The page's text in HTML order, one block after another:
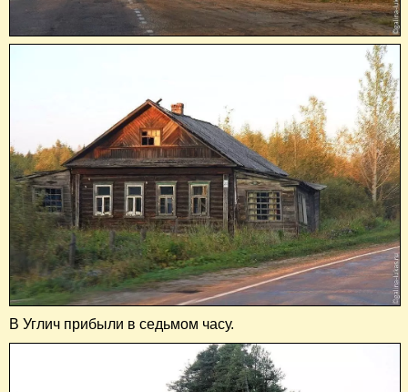
В Углич прибыли в седьмом часу.